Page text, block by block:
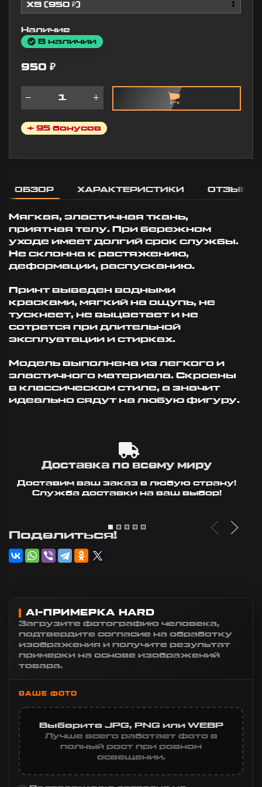
10:57
Наличие
В наличии
950 ₽
+ 95 бонусов
ОБЗОР ХАРАКТЕРИСТИКИ ОТЗЫВЫ
Мягкая, эластичная ткань,
приятная телу. При бережном
уходе имеет долгий срок службы.
Не склонна к растяжению,
деформации, распусканию.
Принт выведен водными
красками, мягкий на ощупь, не
тускнеет, не выцветает и не
сотрется при длительной
эксплуатации и стирках.
Модель выполнена из легкого и
эластичного материала. Скроены
в классическом стиле, а значит
идеально сядут на любую фигуру.
Доставка по всему миру
Доставим ваш заказ в любую страну!
Служба доставки на ваш выбор!
Поделиться!
AI-ПРИМЕРКА HARD
Загрузите фотографию человека,
подтвердите согласие на обработку
изображения и получите результат
примерки на основе изображений
товара.
ВАШЕ ФОТО
Выберите JPG, PNG или WEBP
Лучше всего работает фото в
полный рост при ровном
освещении.